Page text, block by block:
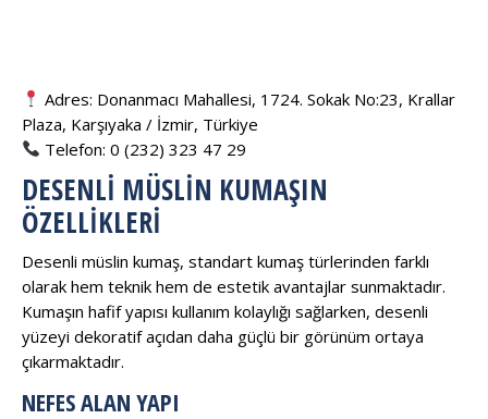
Adres: Donanmacı Mahallesi, 1724. Sokak No:23, Krallar
Plaza, Karşıyaka / İzmir, Türkiye
Telefon: 0 (232) 323 47 29
DESENLI MÜSLIN KUMAŞIN
ÖZELLIKLERI
Desenli müslin kumaş, standart kumaş türlerinden farklı
olarak hem teknik hem de estetik avantajlar sunmaktadır.
Kumaşın hafif yapısı kullanım kolaylığı sağlarken, desenli
yüzeyi dekoratif açıdan daha güçlü bir görünüm ortaya
çıkarmaktadır.
NEFES ALAN YAPI